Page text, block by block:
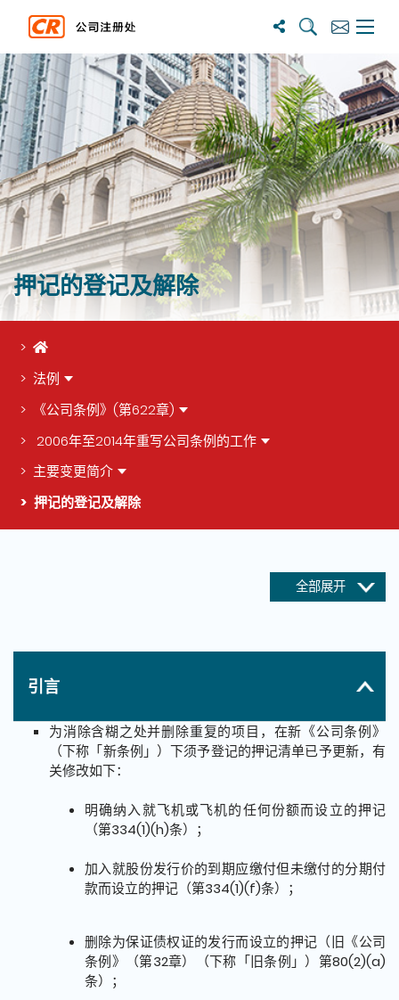
搜尋 訂閱主選
押记的登记及解除
首页
法例
《公司条例》(第622章)
2006年至2014年重写公司条例的工作
主要变更简介
押记的登记及解除
全部展开
引言
为消除含糊之处并删除重复的项目，在新《公司条例》
（下称「新条例」）下须予登记的押记清单已予更新，有
关修改如下：
明确纳入就飞机或飞机的任何份额而设立的押记
（第334(1)(h)条）；
加入就股份发行价的到期应缴付但未缴付的分期付
款而设立的押记（第334(1)(f)条）；
删除为保证债权证的发行而设立的押记（旧《公司
条例》（第32章）（下称「旧条例」）第80(2)(a)
条）；